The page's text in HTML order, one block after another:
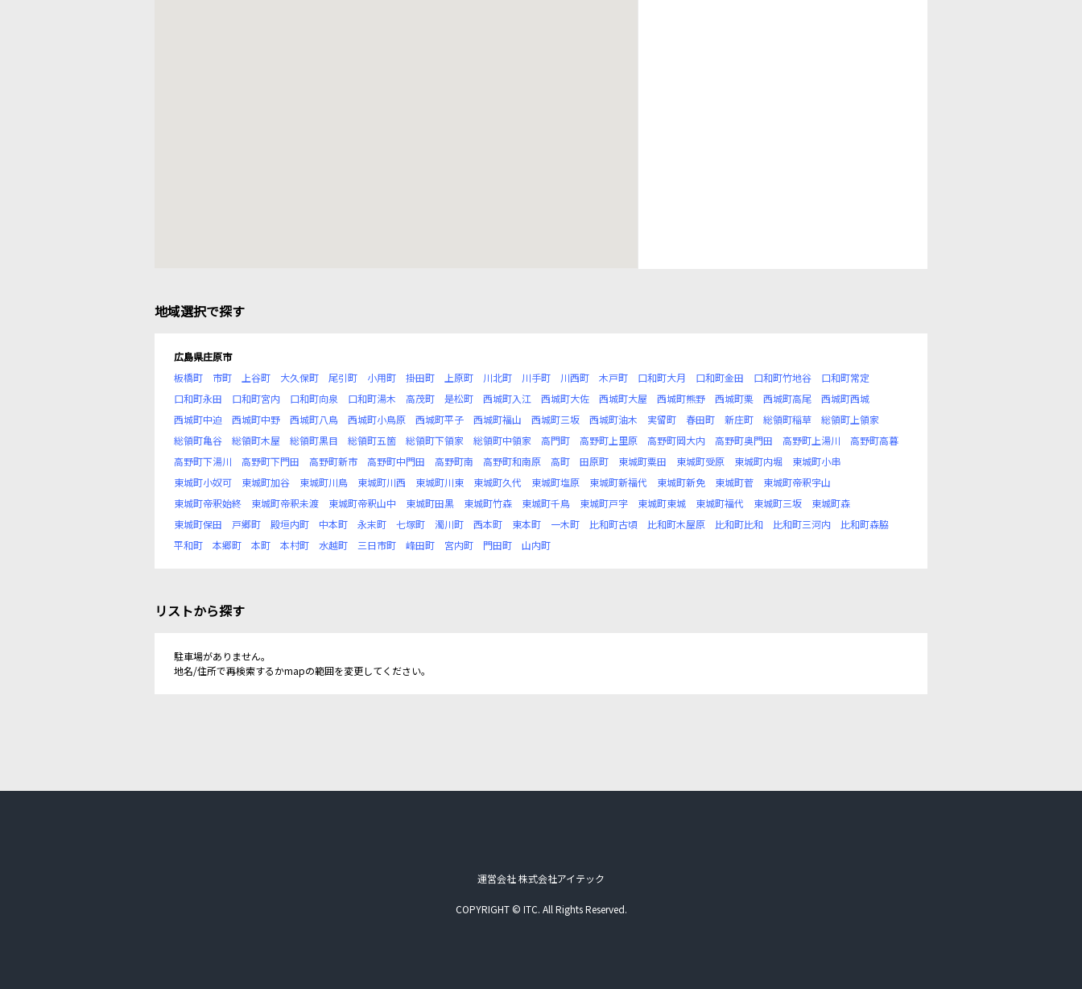
地域選択で探す
広島県庄原市
板橋町
市町 上谷町 大久保町 尾引町 小用町 掛田町 上原町 川北町 川手町 川西町 木戸町 口和町大月 口和町金田 口和町竹地谷
口和町常定
口和町永田
口和町宮内 口和町向泉 口和町湯木 高茂町 是松町 西城町入江 西城町大佐 西城町大屋 西城町熊野 西城町栗 西城町高尾
西城町西城
西城町中迫
西城町中野 西城町八鳥 西城町小鳥原 西城町平子 西城町福山 西城町三坂 西城町油木 実留町 春田町 新庄町 総領町稲草
総領町上領家
総領町亀谷
総領町木屋 総領町黒目 総領町五箇 総領町下領家 総領町中領家 高門町 高野町上里原 高野町岡大内 高野町奥門田 高野町上湯川
高野町高暮
高野町下湯川
高野町下門田 高野町新市 高野町中門田 高野町南 高野町和南原 高町 田原町 東城町粟田 東城町受原 東城町内堀
東城町小串
東城町小奴可
東城町加谷 東城町川鳥 東城町川西 東城町川東 東城町久代 東城町塩原 東城町新福代 東城町新免 東城町菅
東城町帝釈宇山
東城町帝釈始終
東城町帝釈未渡 東城町帝釈山中 東城町田黒 東城町竹森 東城町千鳥 東城町戸宇 東城町東城 東城町福代 東城町三坂
東城町森
東城町保田
戸郷町 殿垣内町 中本町 永末町 七塚町 濁川町 西本町 東本町 一木町 比和町古頃 比和町木屋原 比和町比和 比和町三河内
比和町森脇
平和町
本郷町 本町 本村町 水越町 三日市町 峰田町 宮内町 門田町 山内町
リストから探す
駐車場がありません。
地名/住所で再検索するかmapの範囲を変更してください。
運営会社 株式会社アイテック
COPYRIGHT © ITC. All Rights Reserved.